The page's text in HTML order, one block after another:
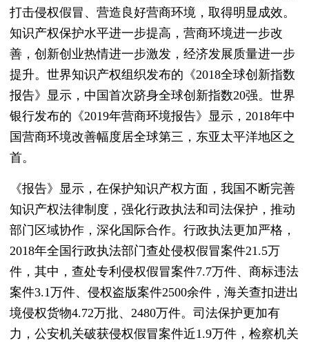
打击侵权假冒、营造良好营商环境，取得明显成效。
知识产权保护水平进一步提高，营商环境进一步改
善，创新创业热情进一步激发，经济发展质量进一步
提升。世界知识产权组织发布的《2018全球创新指数
报告》显示，中国首次跻身全球创新指数20强。世界
银行发布的《2019年营商环境报告》显示，2018年中
国营商环境改善幅度居全球第三，东亚太平洋地区之
首。
《报告》显示，在保护知识产权方面，我国不断完善
知识产权法律制度，强化行政执法和司法保护，推动
部门区域协作，深化国际合作。行政执法更加严格，
2018年全国行政执法部门查处侵权假冒案件21.5万
件，其中，查处专利侵权假冒案件7.7万件、商标违法
案件3.1万件、侵权盗版案件2500余件，海关查扣进出
境侵权货物4.72万批、2480万件。司法保护更加有
力，公安机关破获侵权假冒案件近1.9万件，检察机关